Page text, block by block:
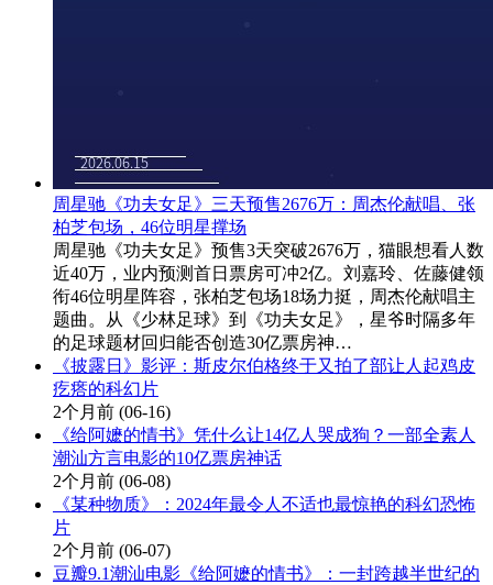
周星驰《功夫女足》三天预售2676万：周杰伦献唱、张
柏芝包场，46位明星撑场
周星驰《功夫女足》预售3天突破2676万，猫眼想看人数
近40万，业内预测首日票房可冲2亿。刘嘉玲、佐藤健领
衔46位明星阵容，张柏芝包场18场力挺，周杰伦献唱主
题曲。从《少林足球》到《功夫女足》，星爷时隔多年
的足球题材回归能否创造30亿票房神…
《披露日》影评：斯皮尔伯格终于又拍了部让人起鸡皮
疙瘩的科幻片
2个月前 (06-16)
《给阿嬷的情书》凭什么让14亿人哭成狗？一部全素人
潮汕方言电影的10亿票房神话
2个月前 (06-08)
《某种物质》：2024年最令人不适也最惊艳的科幻恐怖
片
2个月前 (06-07)
豆瓣9.1潮汕电影《给阿嬷的情书》：一封跨越半世纪的